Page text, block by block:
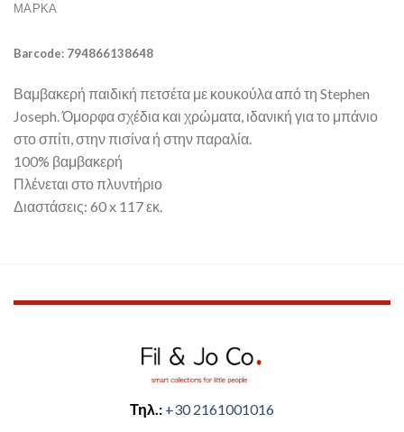
ΜΆΡΚΑ
Barcode: 794866138648
Βαμβακερή παιδική πετσέτα με κουκούλα από τη Stephen
Joseph. Όμορφα σχέδια και χρώματα, ιδανική για το μπάνιο
στο σπίτι, στην πισίνα ή στην παραλία.
100% βαμβακερή
Πλένεται στο πλυντήριο
Διαστάσεις: 60 x 117 εκ.
Τηλ.: +30 2161001016